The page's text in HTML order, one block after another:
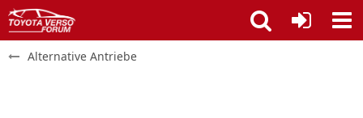
Alternative Antriebe